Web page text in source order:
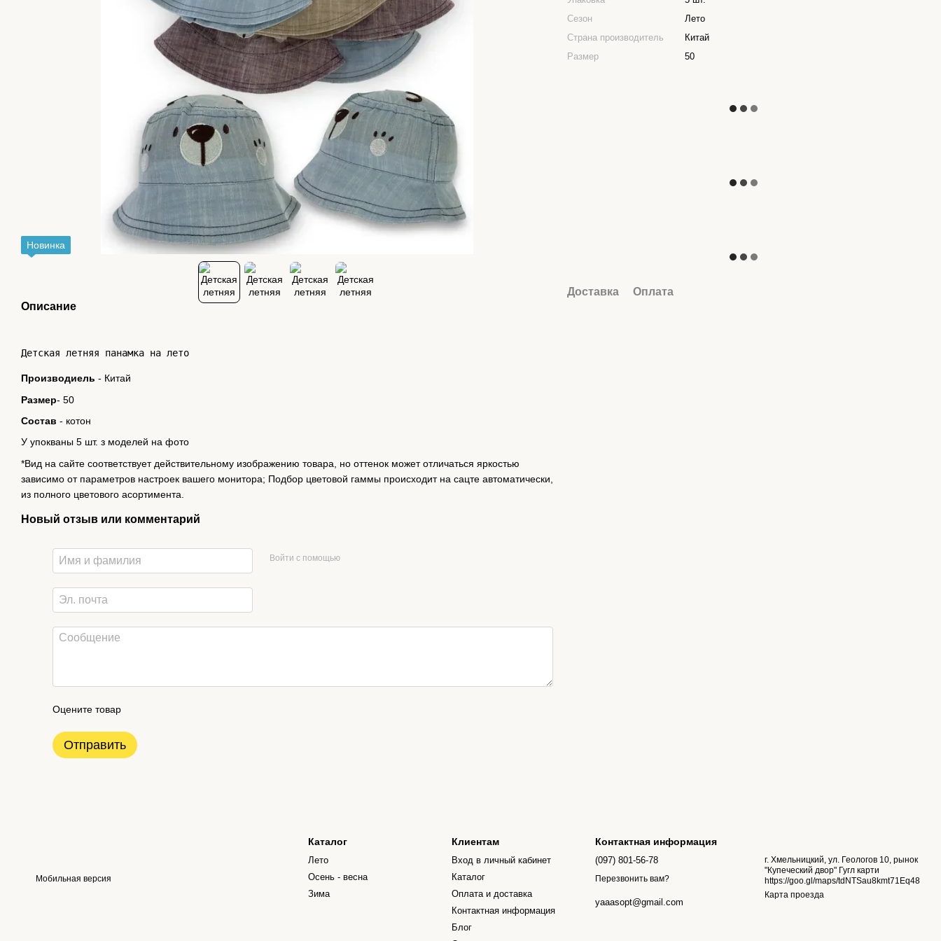
Новинка
Описание
Детская летняя панамка на лето
Производиель - Китай
Размер- 50
Состав - котон
У упокваны 5 шт. з моделей на фото
*Вид на сайте соответствует действительному изображению товара, но оттенок может отличаться яркостью
зависимо от параметров настроек вашего монитора; Подбор цветовой гаммы происходит на сацте автоматически,
из полного цветового асортимента.
Новый отзыв или комментарий
Войти с помощью
Оцените товар
Отправить
Сезон
Лето
Страна производитель
Китай
Размер
50
Доставка Оплата
Мобильная версия
Каталог
Лето
Осень - весна
Зима
Клиентам
Вход в личный кабинет
Каталог
Оплата и доставка
Контактная информация
Блог
Контактная информация
(097) 801-56-78
Перезвонить вам?
yaaasopt@gmail.com
г. Хмельницкий, ул. Геологов 10, рынок
"Купеческий двор" Гугл карти
https://goo.gl/maps/tdNTSau8kmt71Eq48
Карта проезда